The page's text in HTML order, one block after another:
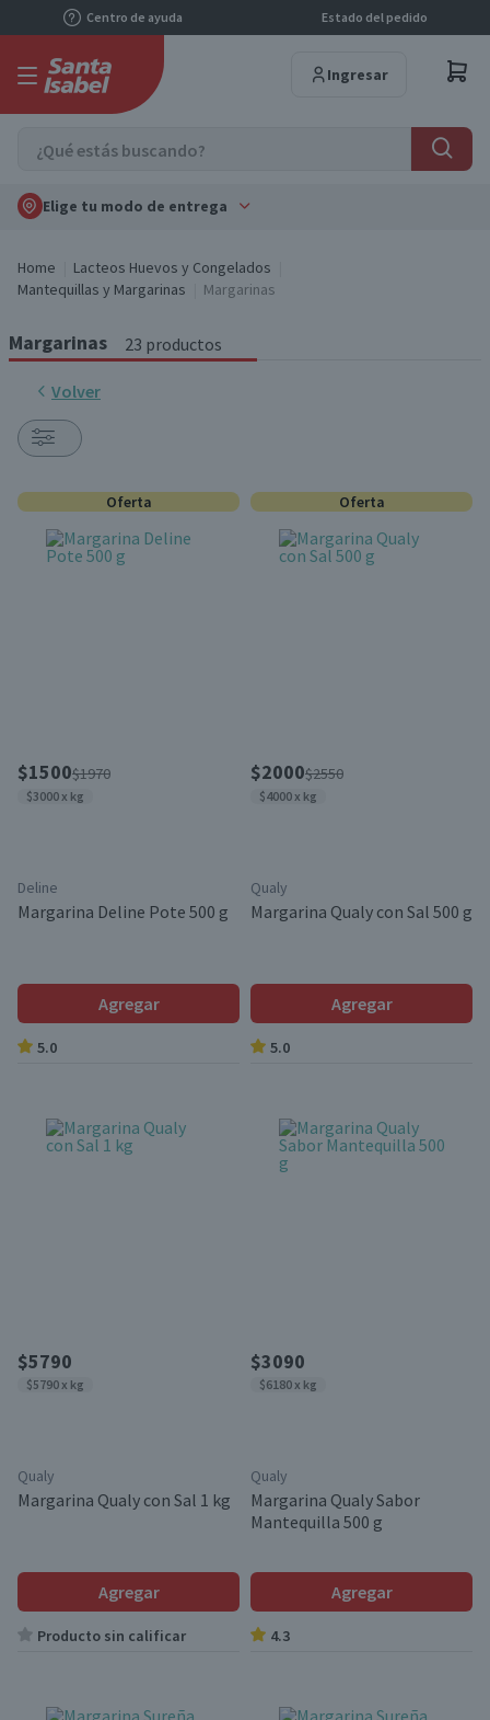
Centro de ayuda Estado del pedido
Ingresar
Elige tu modo de entrega
Home
Lacteos Huevos y Congelados
Mantequillas y Margarinas
Margarinas
Margarinas 23 productos
Volver
Oferta
$1500$1970
$3000 x kg
Deline
Margarina Deline Pote 500 g
Agregar
5.0
Oferta
$2000$2550
$4000 x kg
Qualy
Margarina Qualy con Sal 500 g
Agregar
5.0
$5790
$5790 x kg
Qualy
Margarina Qualy con Sal 1 kg
Agregar
Producto sin calificar
$3090
$6180 x kg
Qualy
Margarina Qualy Sabor
Mantequilla 500 g
Agregar
4.3